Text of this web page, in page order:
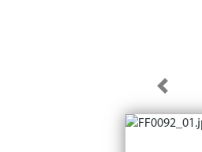
Previous